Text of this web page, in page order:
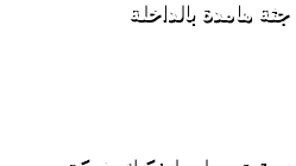
هامدة بالداخلة